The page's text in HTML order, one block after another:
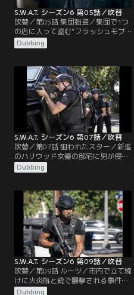
S.W.A.T. シーズン6 第05話／吹替
吹替／第05話 集団強盗／集団で1つ
の店に入って盗む“フラッシュモブ
強盗”が発生した。チームは襲撃を
受けているショッピングモールへ急
捜査を進める中で、モール内の防犯
カメラは強盗が始まる前に電源を切
られていたことが判明。犯人たちが
撮影した動画などを検証していくに
つれ、襲撃がただの強盗目的ではな
いことが明らかになる。
Dubbing
S.W.A.T. シーズン6 第07話／吹替
吹替／第07話 狙われたスター／新進
のハリウッド女優の邸宅に男が侵入
し、家政婦が殺される無残な事件が
発生した。現場に駆けつけたホンド
邸宅から逃げようとする男を取り押
さえるが、その男は意外な人物だっ
た。目的のためには手段を選ばない
過激な犯人。なぜハリウッドの邸宅
に侵入したのか。ホンドーたちがそ
の真相に挑む。
Dubbing
S.W.A.T. シーズン6 第09話／吹替
吹替／第09話 ルーツ／市内で立て続
けに火炎瓶と銃で襲撃される事件が
発生する。負傷した警備員が、容疑
Dubbing